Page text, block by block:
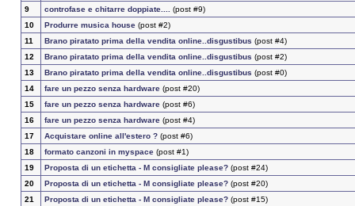
9
controfase e chitarre doppiate.... (post #9)
10
Produrre musica house(post #2)
11
Brano piratato prima della vendita online..disgustibus (post #4)
12
Brano piratato prima della vendita online..disgustibus (post #2)
13
Brano piratato prima della vendita online..disgustibus (post #0)
14
fare un pezzo senza hardware(post #20)
15
fare un pezzo senza hardware(post #6)
16
fare un pezzo senza hardware(post #4)
17
Acquistare online all'estero ?(post #6)
18
formato canzoni in myspace(post #1)
19
Proposta di un etichetta - M consigliate please?(post #24)
20
Proposta di un etichetta - M consigliate please?(post #20)
21
Proposta di un etichetta - M consigliate please?(post #15)